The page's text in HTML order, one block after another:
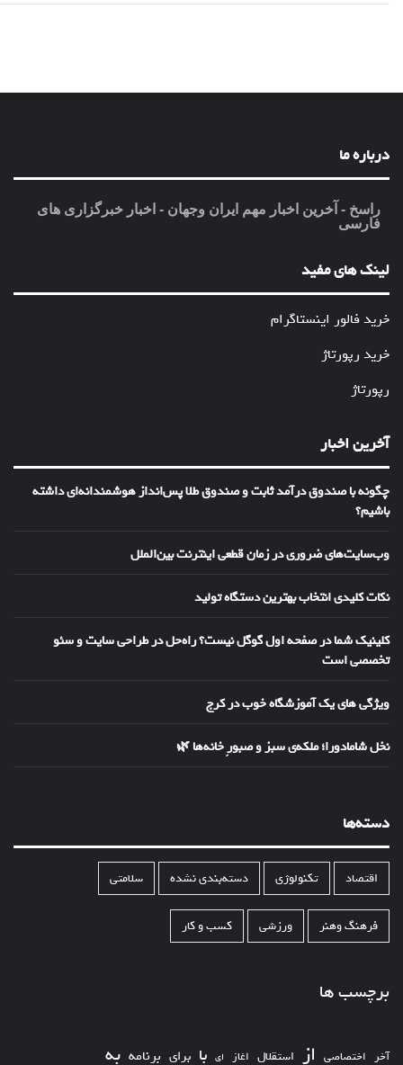
درباره ما
راسخ - آخرین اخبار مهم ایران وجهان - اخبار خبرگزاری های
فارسی
لینک های مفید
خرید فالور اینستاگرام
خرید رپورتاژ
رپورتاژ
آخرین اخبار
چگونه با صندوق درآمد ثابت و صندوق طلا پس‌انداز هوشمندانه‌ای داشته
باشیم؟
وب‌سایت‌های ضروری در زمان قطعی اینترنت بین‌الملل
نکات کلیدی انتخاب بهترین دستگاه تولید
کلینیک شما در صفحه اول گوگل نیست؟ راه‌حل در طراحی سایت و سئو
تخصصی است
ویژگی های یک آموزشگاه خوب در کرج
نخل شامادورا؛ ملکه‌ی سبز و صبورِ خانه‌ها 🌿
دسته‌ها
اقتصاد تکنولوژی دسته‌بندی نشده سلامتی
فرهنگ وهنر ورزشی کسب و کار
برچسب ها
آخر اختصاصی از استقلال اغاز ای با برای برنامه به